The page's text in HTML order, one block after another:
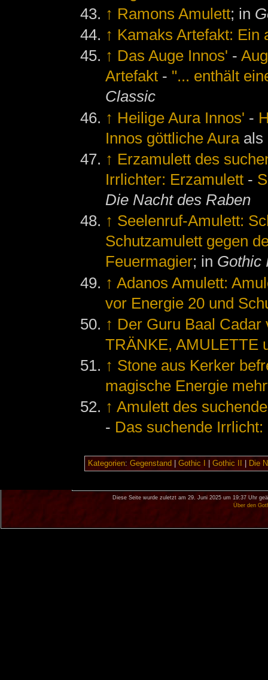
↑ Ramons Amulett; in
↑ Kamaks Artefakt: Ein
↑ Das Auge Innos' -
Artefakt - "... enthält
Classic
↑ Heilige Aura Innos' -
Innos göttliche Auraals
↑ Erzamulett des
Irrlichter: Erzamulett -
Die Nacht des Raben
↑ Seelenruf-Amulett:
Schutzamulett gegen
Feuermagier; in Gothic
↑ Adanos Amulett:
vor Energie 20 und
↑ Der Guru Baal
TRÄNKE, AMULETTE
↑ Stone aus Kerker
magische Energie
↑ Amulett des
- Das suchende
Kategorien: Gegenstand Gothic I Gothic II Die
Diese Seite wurde zuletzt am 29. Juni 2025 um 19:37 Uhr
Über den